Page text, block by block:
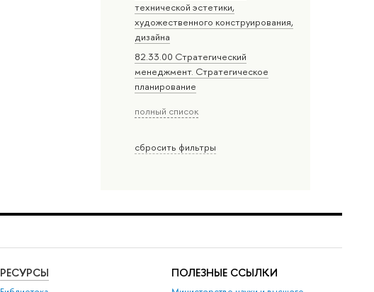
технической эстетики,
художественного конструирования,
дизайна
82.33.00 Стратегический
менеджмент. Стратегическое
планирование
полный список
сбросить фильтры
РЕСУРСЫ ПОЛЕЗНЫЕ ССЫЛКИ